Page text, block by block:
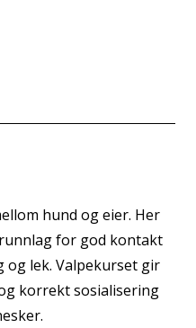
hund og eier. Her
for god kontakt
og lek. Valpekurset gir
korrekt sosialisering